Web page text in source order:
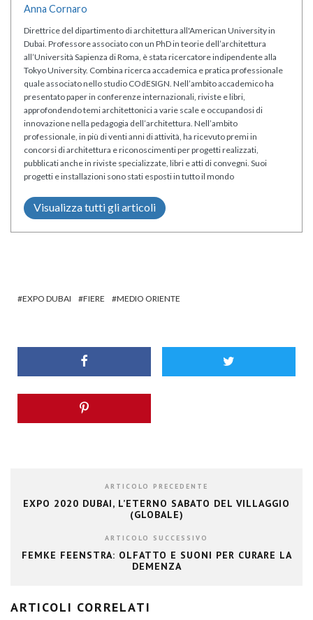
Anna Cornaro
Direttrice del dipartimento di architettura all'American University in
Dubai. Professore associato con un PhD in teorie dell’architettura
all’Università Sapienza di Roma, è stata ricercatore indipendente alla
Tokyo University. Combina ricerca accademica e pratica professionale
quale associato nello studio COdESIGN. Nell’ambito accademico ha
presentato paper in conferenze internazionali, riviste e libri,
approfondendo temi architettonici a varie scale e occupandosi di
innovazione nella pedagogia dell’architettura. Nell’ambito
professionale, in più di venti anni di attività, ha ricevuto premi in
concorsi di architettura e riconoscimenti per progetti realizzati,
pubblicati anche in riviste specializzate, libri e atti di convegni. Suoi
progetti e installazioni sono stati esposti in tutto il mondo
Visualizza tutti gli articoli
EXPO DUBAI FIERE MEDIO ORIENTE
ARTICOLO PRECEDENTE
EXPO 2020 DUBAI, L’ETERNO SABATO DEL VILLAGGIO
(GLOBALE)
ARTICOLO SUCCESSIVO
FEMKE FEENSTRA: OLFATTO E SUONI PER CURARE LA
DEMENZA
ARTICOLI CORRELATI